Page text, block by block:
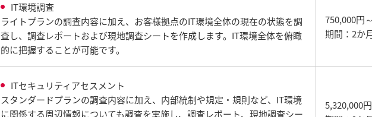
IT環境調査
ライトプランの調査内容に加え、お客様拠点のIT環境全体の現在の状態を調
査し、調査レポートおよび現地調査シートを作成します。IT環境全体を俯瞰
的に把握することが可能です。
750,000円～
期間：2か
ITセキュリティアセスメント
スタンダードプランの調査内容に加え、内部統制や規定・規則など、IT環境
に関係する周辺情報についても調査を実施し、調査レポート、現地調査シー
5,320,000円